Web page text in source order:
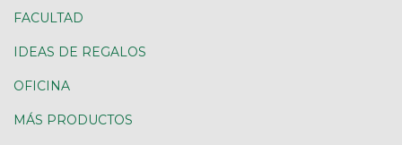
FACULTAD
IDEAS DE REGALOS
OFICINA
MÁS PRODUCTOS